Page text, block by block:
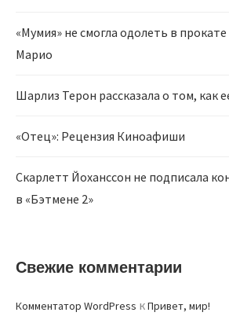
«Мумия» не смогла одолеть в
Марио
Шарлиз Терон рассказала о том, как
«Отец»: Рецензия Киноафиши
Скарлетт Йоханссон не подписала
в «Бэтмене 2»
Свежие комментарии
Комментатор WordPress кПривет, мир!